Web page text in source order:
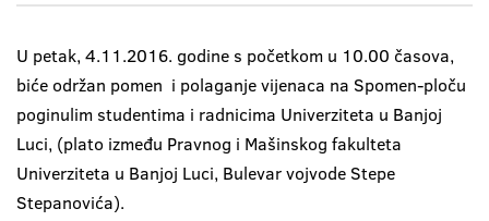
U petak, 4.11.2016. godine s početkom u 10.00 časova,
biće održan pomen i polaganje vijenaca na Spomen-ploču
poginulim studentima i radnicima Univerziteta u Banjoj
Luci, (plato između Pravnog i Mašinskog fakulteta
Univerziteta u Banjoj Luci, Bulevar vojvode Stepe
Stepanovića).